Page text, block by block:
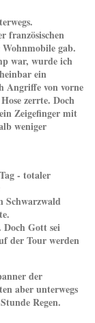
französischen
gab.
war, wurde ich
ein
Angriffe von vorne
zerrte. Doch
Zeigefinger mit
weniger
- totaler
Schwarzwald
Gott sei
der Tour werden
der
aber unterwegs
Regen.